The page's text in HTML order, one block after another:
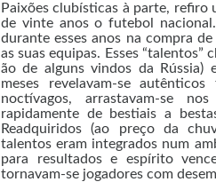
Paixões clubísticas à parte,
de vinte anos o futebol
durante esses anos na compra
as suas equipas. Esses “talentos”
ão de alguns vindos da Rússia)
meses revelavam-se
noctívagos, arrastavam-se
rapidamente de bestiais a
Readquiridos (ao preço da
talentos eram integrados num
para resultados e espírito
tornavam-se jogadores com